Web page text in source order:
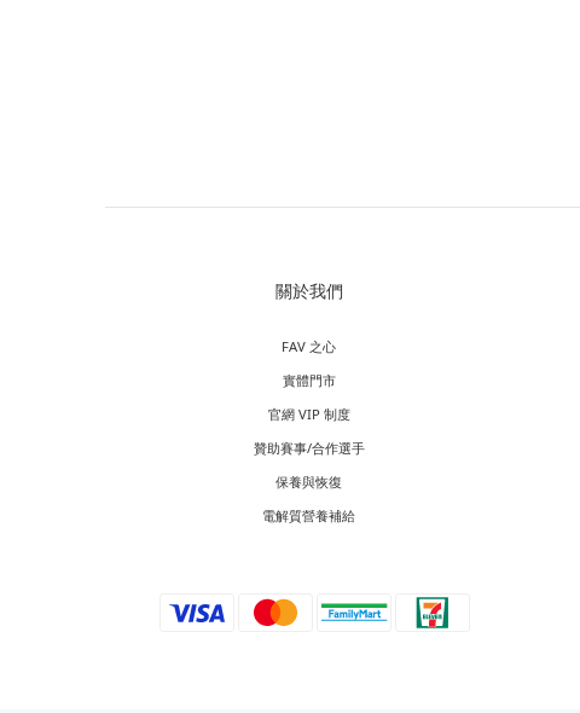
關於我們
FAV 之心
實體門市
官網 VIP 制度
贊助賽事/合作選手
保養與恢復
電解質營養補給